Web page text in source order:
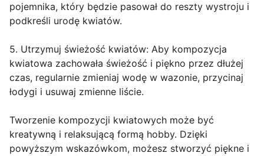
pojemnika, który będzie pasował do reszty wystroju i
podkreśli urodę kwiatów.
5. Utrzymuj świeżość kwiatów: Aby kompozycja
kwiatowa zachowała świeżość i piękno przez dłużej
czas, regularnie zmieniaj wodę w wazonie, przycinaj
łodygi i usuwaj zmienne liście.
Tworzenie kompozycji kwiatowych może być
kreatywną i relaksującą formą hobby. Dzięki
powyższym wskazówkom, możesz stworzyć piękne i